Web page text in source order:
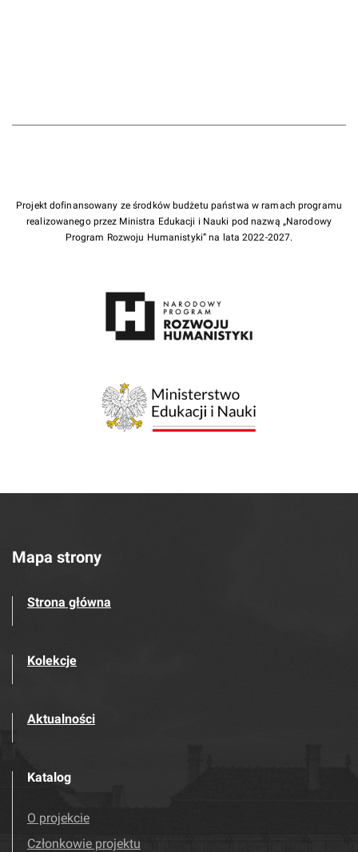
Projekt dofinansowany ze środków budżetu państwa w ramach programu
realizowanego przez Ministra Edukacji i Nauki pod nazwą „Narodowy
Program Rozwoju Humanistyki” na lata 2022-2027.
Mapa strony
Strona główna
Kolekcje
Aktualności
Katalog
O projekcie
Członkowie projektu